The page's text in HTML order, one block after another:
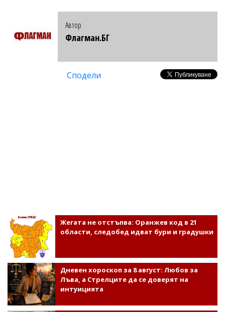
Автор
Флагман.БГ
Сподели
Жегата не отстъпва: Оранжев код в 21
области, следобед идват бури и градушки
Дневен хороскоп за 8 август: Любов за
Лъва, а Стрелците да се доверят на
интуицията